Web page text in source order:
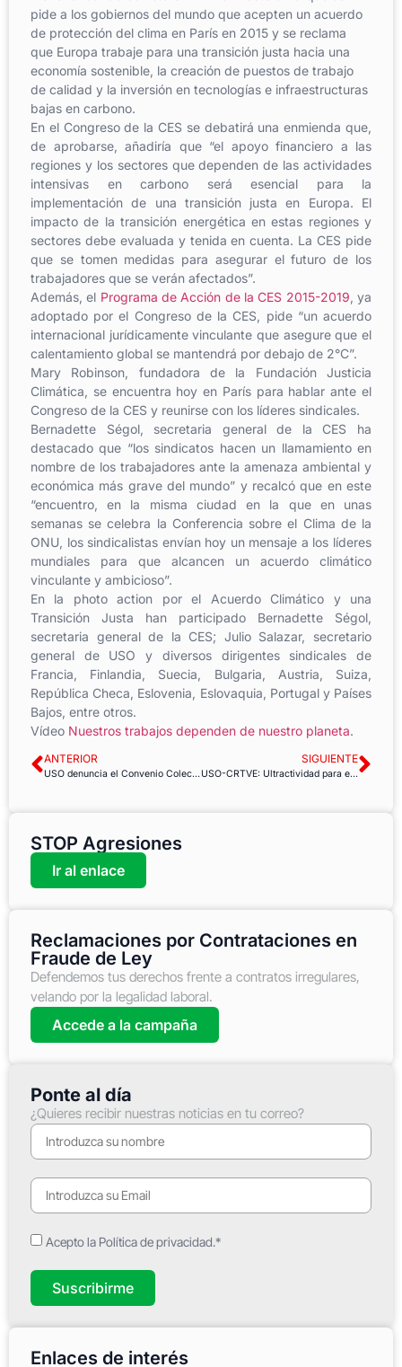
pide a los gobiernos del mundo que acepten un acuerdo
de protección del clima en París en 2015 y se reclama
que Europa trabaje para una transición justa hacia una
economía sostenible, la creación de puestos de trabajo
de calidad y la inversión en tecnologías e infraestructuras
bajas en carbono.
En el Congreso de la CES se debatirá una enmienda que,
de aprobarse, añadiría que “el apoyo financiero a las
regiones y los sectores que dependen de las actividades
intensivas en carbono será esencial para la
implementación de una transición justa en Europa. El
impacto de la transición energética en estas regiones y
sectores debe evaluada y tenida en cuenta. La CES pide
que se tomen medidas para asegurar el futuro de los
trabajadores que se verán afectados”.
Además, el Programa de Acción de la CES 2015-2019, ya
adoptado por el Congreso de la CES, pide “un acuerdo
internacional jurídicamente vinculante que asegure que el
calentamiento global se mantendrá por debajo de 2°C”.
Mary Robinson, fundadora de la Fundación Justicia
Climática, se encuentra hoy en París para hablar ante el
Congreso de la CES y reunirse con los líderes sindicales.
Bernadette Ségol, secretaria general de la CES ha
destacado que “los sindicatos hacen un llamamiento en
nombre de los trabajadores ante la amenaza ambiental y
económica más grave del mundo” y recalcó que en este
“encuentro, en la misma ciudad en la que en unas
semanas se celebra la Conferencia sobre el Clima de la
ONU, los sindicalistas envían hoy un mensaje a los líderes
mundiales para que alcancen un acuerdo climático
vinculante y ambicioso”.
En la photo action por el Acuerdo Climático y una
Transición Justa han participado Bernadette Ségol,
secretaria general de la CES; Julio Salazar, secretario
general de USO y diversos dirigentes sindicales de
Francia, Finlandia, Suecia, Bulgaria, Austria, Suiza,
República Checa, Eslovenia, Eslovaquia, Portugal y Países
Bajos, entre otros.
Vídeo Nuestros trabajos dependen de nuestro planeta.
ANTERIOR
USO denuncia el Convenio Colectivo de la Universidad de Extremadura
SIGUIENTE
USO-CRTVE: Ultractividad para el convenio
STOP Agresiones
Ir al enlace
Reclamaciones por Contrataciones en
Fraude de Ley
Defendemos tus derechos frente a contratos irregulares,
velando por la legalidad laboral.
Accede a la campaña
Ponte al día
¿Quieres recibir nuestras noticias en tu correo?
Acepto la Política de privacidad.*
Suscribirme
Enlaces de interés